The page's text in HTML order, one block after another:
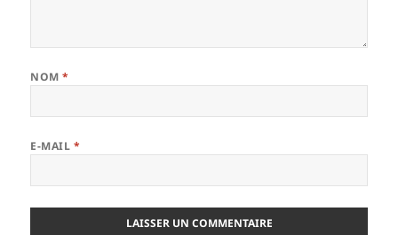
NOM*
E-MAIL *